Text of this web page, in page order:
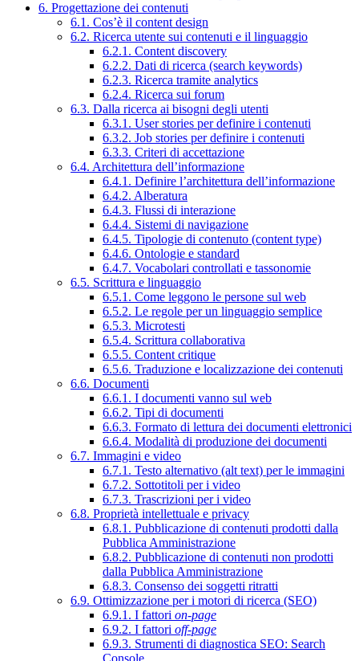
6. Progettazione dei contenuti
6.1. Cos’è il content design
6.2. Ricerca utente sui contenuti e il linguaggio
6.2.1. Content discovery
6.2.2. Dati di ricerca (search keywords)
6.2.3. Ricerca tramite analytics
6.2.4. Ricerca sui forum
6.3. Dalla ricerca ai bisogni degli utenti
6.3.1. User stories per definire i contenuti
6.3.2. Job stories per definire i contenuti
6.3.3. Criteri di accettazione
6.4. Architettura dell’informazione
6.4.1. Definire l’architettura dell’informazione
6.4.2. Alberatura
6.4.3. Flussi di interazione
6.4.4. Sistemi di navigazione
6.4.5. Tipologie di contenuto (content type)
6.4.6. Ontologie e standard
6.4.7. Vocabolari controllati e tassonomie
6.5. Scrittura e linguaggio
6.5.1. Come leggono le persone sul web
6.5.2. Le regole per un linguaggio semplice
6.5.3. Microtesti
6.5.4. Scrittura collaborativa
6.5.5. Content critique
6.5.6. Traduzione e localizzazione dei contenuti
6.6. Documenti
6.6.1. I documenti vanno sul web
6.6.2. Tipi di documenti
6.6.3. Formato di lettura dei documenti elettronici
6.6.4. Modalità di produzione dei documenti
6.7. Immagini e video
6.7.1. Testo alternativo (alt text) per le immagini
6.7.2. Sottotitoli per i video
6.7.3. Trascrizioni per i video
6.8. Proprietà intellettuale e privacy
6.8.1. Pubblicazione di contenuti prodotti dalla
Pubblica Amministrazione
6.8.2. Pubblicazione di contenuti non prodotti
dalla Pubblica Amministrazione
6.8.3. Consenso dei soggetti ritratti
6.9. Ottimizzazione per i motori di ricerca (SEO)
6.9.1. I fattori on-page
6.9.2. I fattori off-page
6.9.3. Strumenti di diagnostica SEO: Search
Console